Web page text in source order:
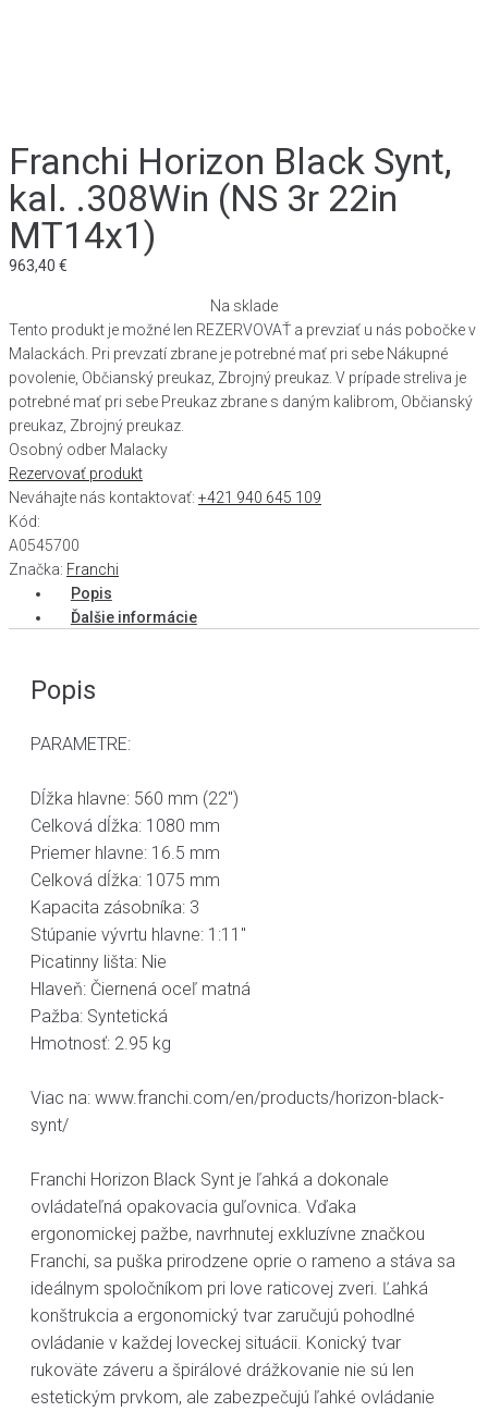
Franchi Horizon Black Synt,
kal. .308Win (NS 3r 22in
MT14x1)
963,40 €
Na sklade
Tento produkt je možné len REZERVOVAŤ a prevziať u nás pobočke v
Malackách. Pri prevzatí zbrane je potrebné mať pri sebe Nákupné
povolenie, Občianský preukaz, Zbrojný preukaz. V prípade streliva je
potrebné mať pri sebe Preukaz zbrane s daným kalibrom, Občianský
preukaz, Zbrojný preukaz.
Osobný odber Malacky
Rezervovať produkt
Neváhajte nás kontaktovať: +421 940 645 109
Kód:
A0545700
Značka: Franchi
Popis
Ďalšie informácie
Popis
PARAMETRE:
Dĺžka hlavne: 560 mm (22")
Celková dĺžka: 1080 mm
Priemer hlavne: 16.5 mm
Celková dĺžka: 1075 mm
Kapacita zásobníka: 3
Stúpanie vývrtu hlavne: 1:11"
Picatinny lišta: Nie
Hlaveň: Čiernená oceľ matná
Pažba: Syntetická
Hmotnosť: 2.95 kg
Viac na: www.franchi.com/en/products/horizon-black-
synt/
Franchi Horizon Black Synt je ľahká a dokonale
ovládateľná opakovacia guľovnica. Vďaka
ergonomickej pažbe, navrhnutej exkluzívne značkou
Franchi, sa puška prirodzene oprie o rameno a stáva sa
ideálnym spoločníkom pri love raticovej zveri. Ľahká
konštrukcia a ergonomický tvar zaručujú pohodlné
ovládanie v každej loveckej situácii. Konický tvar
rukoväte záveru a špirálové drážkovanie nie sú len
estetickým prvkom, ale zabezpečujú ľahké ovládanie